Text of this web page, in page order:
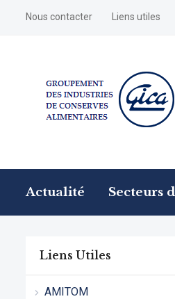
Nous contacter Liens utiles
Actualité Secteurs
Liens Utiles
AMITOM